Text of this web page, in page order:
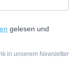
gelesen und
in unserem Newsletter